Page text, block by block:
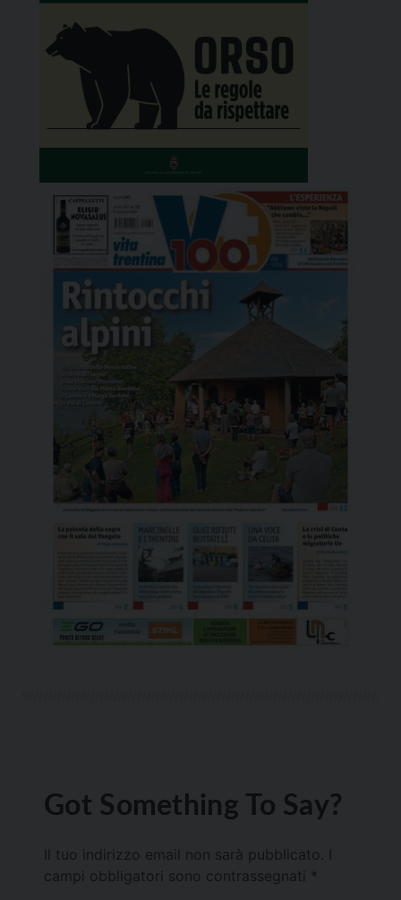
Got Something To Say?
Il tuo indirizzo email non sarà pubblicato.
campi obbligatori sono contrassegnati *